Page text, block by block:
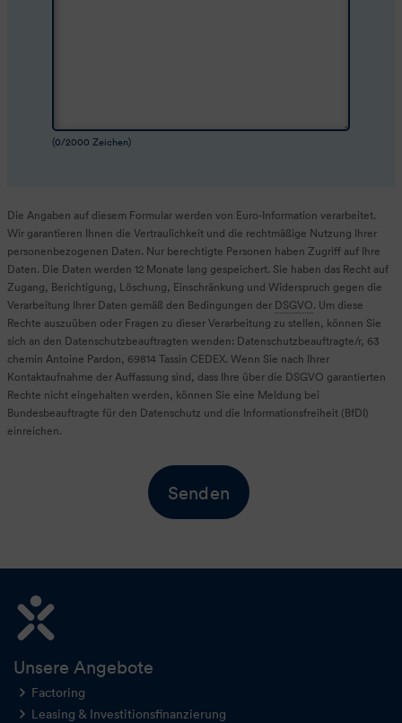
(0/2000 Zeichen)
Die Angaben auf diesem Formular werden von Euro-Information verarbeitet.
Wir garantieren Ihnen die Vertraulichkeit und die rechtmäßige Nutzung Ihrer
personenbezogenen Daten. Nur berechtigte Personen haben Zugriff auf Ihre
Daten. Die Daten werden 12 Monate lang gespeichert. Sie haben das Recht auf
Zugang, Berichtigung, Löschung, Einschränkung und Widerspruch gegen die
Verarbeitung Ihrer Daten gemäß den Bedingungen der DSGVO. Um diese
Rechte auszuüben oder Fragen zu dieser Verarbeitung zu stellen, können Sie
sich an den Datenschutzbeauftragten wenden: Datenschutzbeauftragte/r, 63
chemin Antoine Pardon, 69814 Tassin CEDEX. Wenn Sie nach Ihrer
Kontaktaufnahme der Auffassung sind, dass Ihre über die DSGVO garantierten
Rechte nicht eingehalten werden, können Sie eine Meldung bei
Bundesbeauftragte für den Datenschutz und die Informationsfreiheit (BfDI)
einreichen.
Senden
Unsere Angebote
Factoring
Leasing & Investitionsfinanzierung